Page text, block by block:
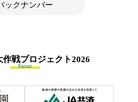
ックナンバー
戦プロジェクト2026
Partner